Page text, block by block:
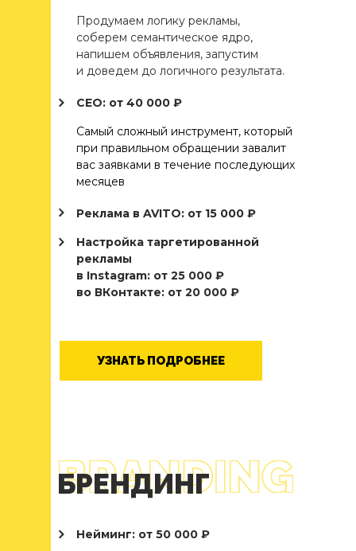
СЕО: от 40 000 ₽
Продумаем логику рекламы,
соберем семантическое ядро,
напишем объявления, запустим
и доведем до логичного результата.
УЗНАТЬ ПОДРОБНЕЕ
Самый сложный инструмент, который
при правильном обращении завалит
вас заявками в течение последующих
месяцев
Реклама в AVITO: от 15 000 ₽
Настройка таргетированной
рекламы
в Instagram: от 25 000 ₽
во ВКонтакте: от 20 000 ₽
Нейминг: от 50 000 ₽
БРЕНДИНГ
БУДЬ В ТЕМЕ